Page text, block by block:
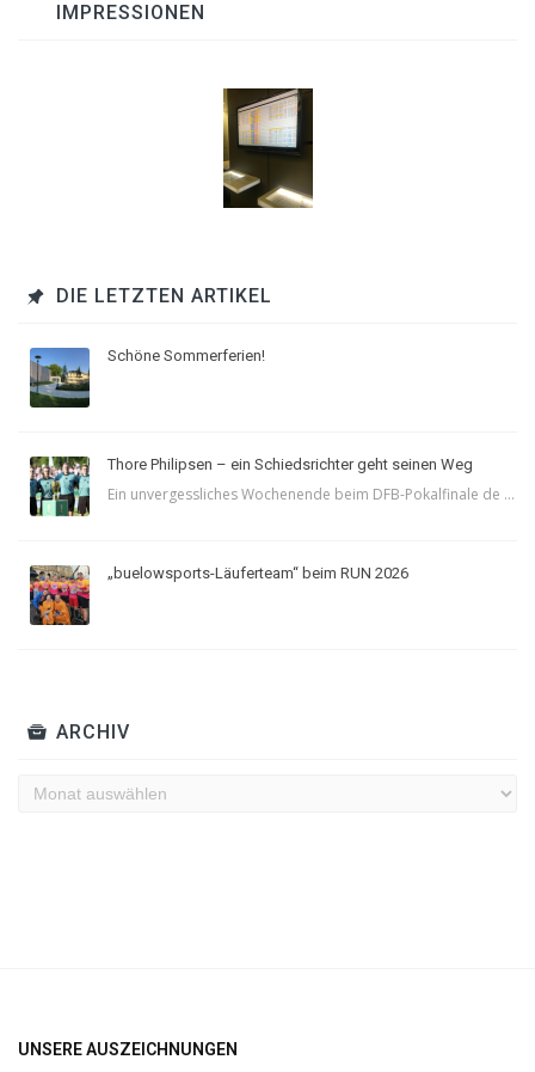
IMPRESSIONEN
DIE LETZTEN ARTIKEL
Schöne Sommerferien!
Thore Philipsen – ein Schiedsrichter geht seinen Weg
Ein unvergessliches Wochenende beim DFB-Pokalfinale de ...
„buelowsports-Läuferteam“ beim RUN 2026
ARCHIV
Archiv
UNSERE AUSZEICHNUNGEN